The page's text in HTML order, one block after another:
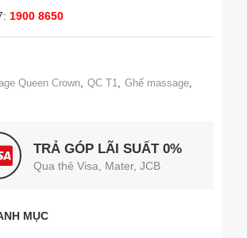
1900 8650
Queen Crown, QC T1, Ghế massage,
TRẢ GÓP LÃI SUẤT 0%
Qua thẻ Visa, Mater, JCB
MỤC